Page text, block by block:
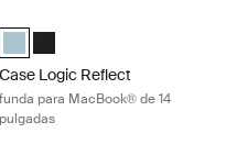
Púrpura concentrado
Rojo tenue
Sleeve Boulder Beige
Sleeve Negro
14" Laptop Sleeve Pomelo Pink
14" Laptop Sleeve Grafito
Reflect 14" Laptop Sleeve Dark
Case Logic Reflect 14"
Case Logic Reflect 14"
Case Logic Reflect
funda para MacBook® de 14
pulgadas